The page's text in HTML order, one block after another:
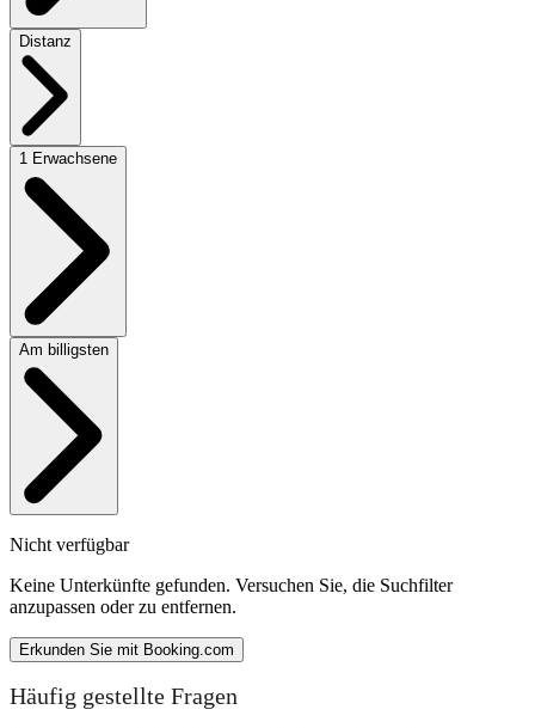
Distanz
1 Erwachsene
Am billigsten
Nicht verfügbar
Keine Unterkünfte gefunden. Versuchen Sie, die Suchfilter
anzupassen oder zu entfernen.
Erkunden Sie mit Booking.com
Häufig gestellte Fragen